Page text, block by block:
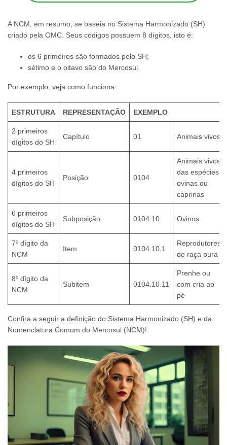
A NCM, em resumo, se baseia no Sistema Harmonizado (SH)
criado pela OMC. Seus códigos possuem 8 dígitos, isto é:
os 6 primeiros são formados pelo SH;
sétimo e o oitavo são do Mercosul.
Por exemplo, veja como funciona:
ESTRUTURA REPRESENTAÇÃO EXEMPLO
2 primeiros
dígitos do SH
Capítulo 01 Animais vivos
4 primeiros
dígitos do SH
Posição 0104
Animais vivos
das espécies
ovinas ou
caprinas
6 primeiros
dígitos do SH
Subposição 0104.10 Ovinos
7º dígito da
NCM
Item 0104.10.1
Reprodutores
de raça pura
8º dígito da
NCM
Subitem 0104.10.11
Prenhe ou
com cria ao
pé
Confira a seguir a definição do Sistema Harmonizado (SH) e da
Nomenclatura Comum do Mercosul (NCM)!